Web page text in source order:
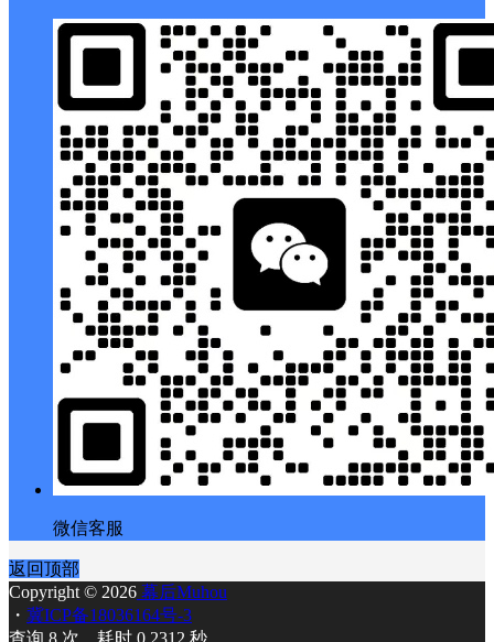
微信客服
返回顶部
Copyright © 2026 幕后Muhou
・ 冀ICP备18036164号-3